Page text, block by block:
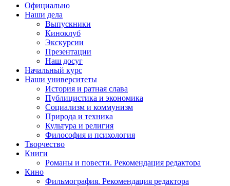
Официально
Наши дела
Выпускники
Киноклуб
Экскурсии
Презентации
Наш досуг
Начальный курс
Наши университеты
История и ратная слава
Публицистика и экономика
Социализм и коммунизм
Природа и техника
Культура и религия
Философия и психология
Творчество
Книги
Романы и повести. Рекомендация редактора
Кино
Фильмография. Рекомендация редактора